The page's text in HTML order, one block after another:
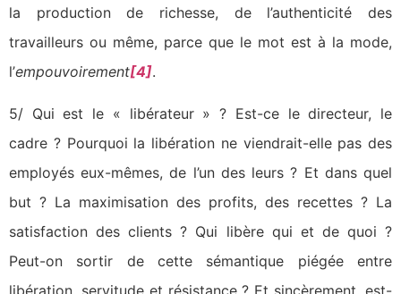
la production de richesse, de l’authenticité des
travailleurs ou même, parce que le mot est à la mode,
l’empouvoirement[4].
5/ Qui est le « libérateur » ? Est-ce le directeur, le
cadre ? Pourquoi la libération ne viendrait-elle pas des
employés eux-mêmes, de l’un des leurs ? Et dans quel
but ? La maximisation des profits, des recettes ? La
satisfaction des clients ? Qui libère qui et de quoi ?
Peut-on sortir de cette sémantique piégée entre